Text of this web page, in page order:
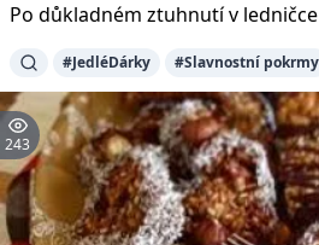
Po důkladném ztuhnutí v
#JedléDárky #Slavnostní pokrmy
243